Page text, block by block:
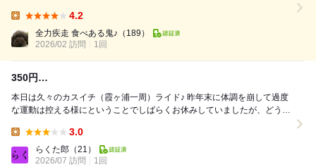
お世話になっていますww それではいってみましょー‼ ☆オーダー
☆ や...
4.2
全力疾走 食べある鬼♪ （189）
2026/02 訪問
1回
350円…
本日は久々のカスイチ（霞ヶ浦一周）ライド♪ 昨年末に体調を崩して過度
な運動は控える様にということでしばらくお休みしていましたが、どうに
3.0
らくた郎 （21）
2026/07 訪問
1回